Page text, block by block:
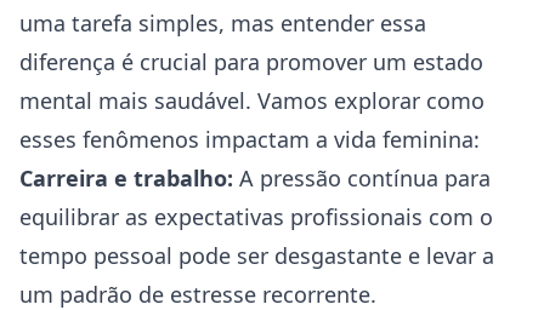
uma tarefa simples, mas entender essa
diferença é crucial para promover um estado
mental mais saudável. Vamos explorar como
esses fenômenos impactam a vida feminina:
Carreira e trabalho: A pressão contínua para
equilibrar as expectativas profissionais com o
tempo pessoal pode ser desgastante e levar a
um padrão de estresse recorrente.